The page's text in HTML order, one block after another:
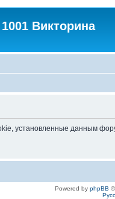
Викторина
установленные данным
Powered by phpBB